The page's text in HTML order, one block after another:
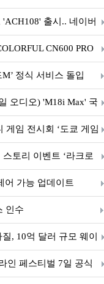
출시.. 네이버
CN600 PRO
정식 서비스 돌입
오디오) 'M18i Max' 국
게임 전시회 ‘도쿄 게임
토리 이벤트 ‘라크로
시!
어 가능 업데이트
인수
, 10억 달러 규모 웨이
인 페스티벌 7일 공식